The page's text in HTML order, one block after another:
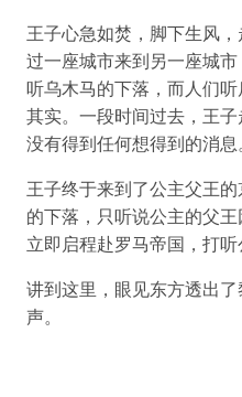
王子心急如焚，脚下生风
过一座城市来到另一座城
听乌木马的下落，而人们
其实。一段时间过去，王
没有得到任何想得到的消息
王子终于来到了公主父王
的下落，只听说公主的父
立即启程赴罗马帝国，打听
讲到这里，眼见东方透出
声。